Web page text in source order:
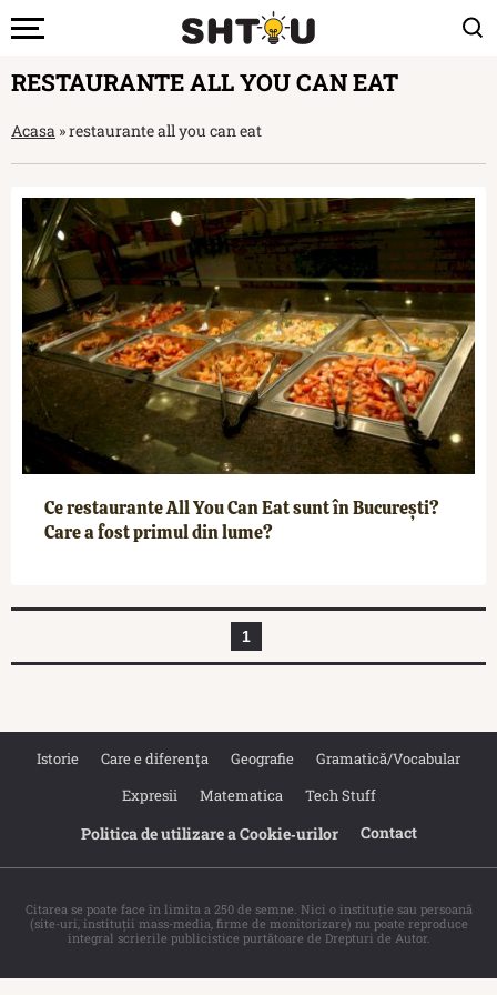
RESTAURANTE ALL YOU CAN EAT
Acasa »restaurante all you can eat
Ce restaurante All You Can Eat sunt în Bucureşti?
Care a fost primul din lume?
1
Istorie Care e diferența Geografie
Gramatică/Vocabular
Expresii
Matematica Tech Stuff
Politica de utilizare a Cookie‐urilor Contact
Citarea se poate face în limita a 250 de semne. Nici o instituţie sau persoană
(site-uri, instituţii mass-media, firme de monitorizare) nu poate reproduce
integral scrierile publicistice purtătoare de Drepturi de Autor.